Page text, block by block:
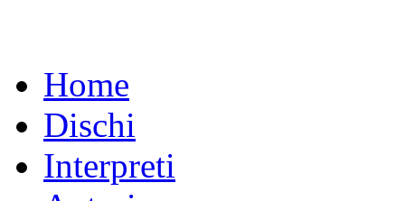
Home
Dischi
Interpreti